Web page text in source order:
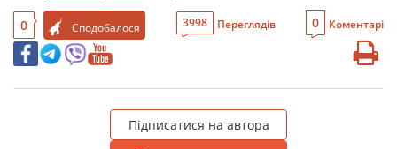
0 Сподобалося 3998 Переглядів 0 Коментарі
Підписатися на автора